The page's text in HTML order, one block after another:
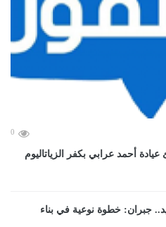
0
أحمد عرابي بكفر الزياتاليوم